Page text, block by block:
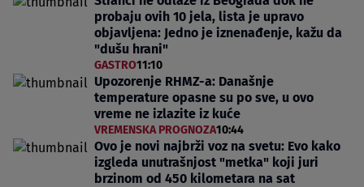
probaju ovih 10 jela, lista je upravo
objavljena: Jedno je iznenađenje, kažu da
"dušu hrani"
GASTRO11:10
Upozorenje RHMZ-a: Današnje
temperature opasne su po sve, u ovo
vreme ne izlazite iz kuće
VREMENSKA PROGNOZA10:44
Ovo je novi najbrži voz na svetu: Evo kako
izgleda unutrašnjost "metka" koji juri
brzinom od 450 kilometara na sat